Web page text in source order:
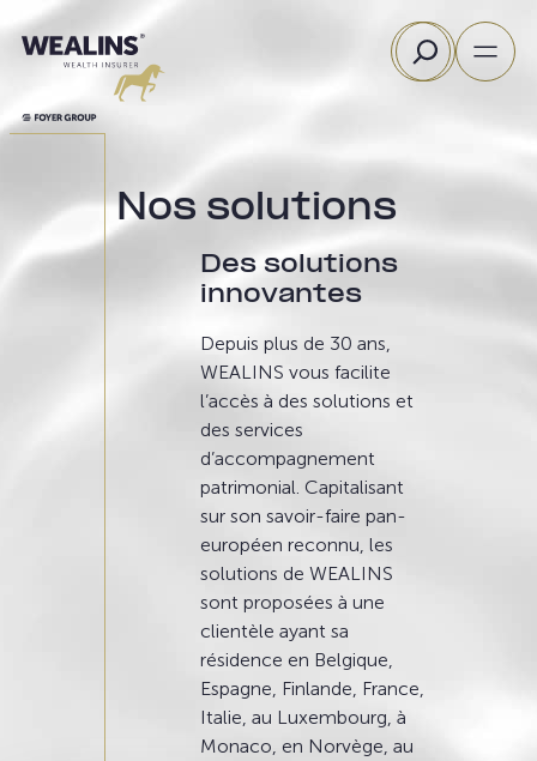
Aller
au
Rechercher
Nos solutions
Des solutions
innovantes
Depuis plus de 30 ans,
WEALINS vous facilite
l’accès à des solutions et
des services
d’accompagnement
patrimonial. Capitalisant
sur son savoir-faire pan-
européen reconnu, les
solutions de WEALINS
sont proposées à une
clientèle ayant sa
résidence en Belgique,
Espagne, Finlande, France,
Italie, au Luxembourg, à
Monaco, en Norvège, au